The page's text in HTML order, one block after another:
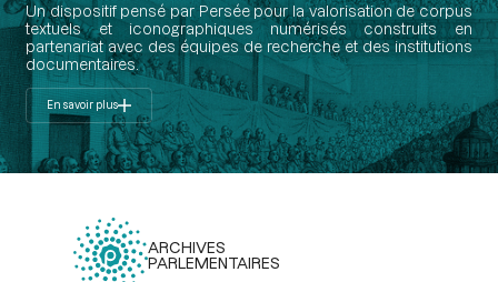
Un dispositif pensé par Persée pour la valorisation de corpus
textuels et iconographiques numérisés construits en
partenariat avec des équipes de recherche et des institutions
documentaires.
En savoir plus
ARCHIVES
PARLEMENTAIRES